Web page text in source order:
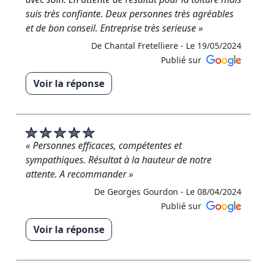
suis très confiante. Deux personnes très agréables
et de bon conseil. Entreprise très serieuse »
De Chantal Fretelliere - Le 19/05/2024
Publié sur
Voir la réponse
Fretelliere ! Nous sommes ravis que notre travail ait
répondu à vos attentes. Votre satisfaction est notre
priorité. Au plaisir de travailler à nouveau avec vous
! Cordialement, L'équipe RM Rénovation »
De RM RENOVATION - Le 19/05/2024
« Personnes efficaces, compétentes et
sympathiques. Résultat à la hauteur de notre
attente. A recommander »
De Georges Gourdon - Le 08/04/2024
Publié sur
Voir la réponse
étoiles ! Nous sommes ravis que notre travail ait